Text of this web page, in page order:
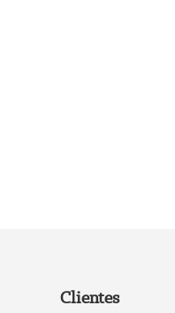
Clientes